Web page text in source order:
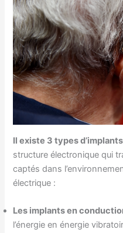
Il existe 3 types d’implants
structure électronique qui
captés dans
électrique :
Les implants en
l’énergie en énergie